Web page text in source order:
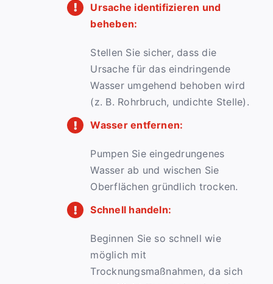
Ursache identifizieren und
beheben:
Stellen Sie sicher, dass die
Ursache für das eindringende
Wasser umgehend behoben wird
(z. B. Rohrbruch, undichte Stelle).
Wasser entfernen:
Pumpen Sie eingedrungenes
Wasser ab und wischen Sie
Oberflächen gründlich trocken.
Schnell handeln:
Beginnen Sie so schnell wie
möglich mit
Trocknungsmaßnahmen, da sich